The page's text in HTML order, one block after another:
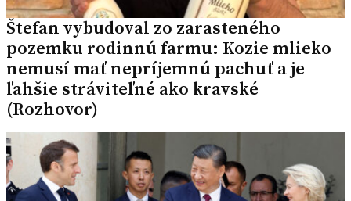
Štefan vybudoval zo zarasteného
pozemku rodinnú farmu: Kozie mlieko
nemusí mať nepríjemnú pachuť a je
ľahšie stráviteľné ako kravské
(Rozhovor)